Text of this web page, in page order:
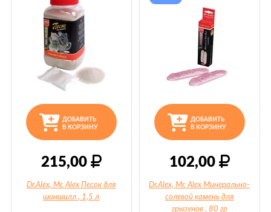
ДОБАВИТЬ
В КОРЗИНУ
215,00
Dr.Alex, Mr. Alex Песок для
шиншилл , 1,5 л
ДОБАВИТЬ
В КОРЗИНУ
102,00
Dr.Alex, Mr. Alex Минерально-
солевой камень для
грызунов , 80 гр